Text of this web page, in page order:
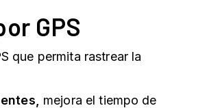
GPS
que permita rastrear la
mejora el tiempo de